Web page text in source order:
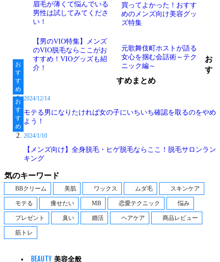
眉毛が薄くて悩んでいる
男性は試してみてくださ
い！
買ってよかった！おすす
めのメンズ向け美容グッ
ズ特集
【男のVIO特集】メンズ
のVIO脱毛ならここがお
すすめ！VIOグッズも紹
介！
元歌舞伎町ホストが語る
女心を掴む会話術～テク
ニック編～
お
す
すめまとめ
2024/12/14
モテる男になりたければ女の子にいちいち確認を取るのをやめ
よう！
2024/1/10
【メンズ向け】全身脱毛・ヒゲ脱毛ならここ！脱毛サロンラン
キング
気のキーワード
BBクリーム 美肌 ワックス ムダ毛 スキンケア
モテる 痩せたい MB 恋愛テクニック 悩み
プレゼント 臭い 婚活 ヘアケア 商品レビュー
筋トレ